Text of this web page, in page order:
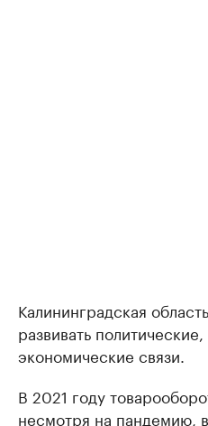
Калининградская
развивать политические,
экономические связи.
В 2021 году
несмотря на пандемию,